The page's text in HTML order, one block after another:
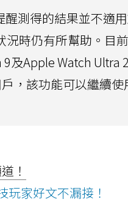
醒測得的結果並不適
時仍有所幫助。目
及Apple Watch Ultra
，該功能可以繼續使
！
玩家好文不漏接！